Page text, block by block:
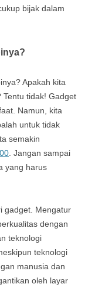
bijak dalam
Apakah kita
tidak! Gadget
Namun, kita
untuk tidak
semakin
. Jangan sampai
yang harus
gadget. Mengatur
dengan
teknologi
teknologi
manusia dan
oleh layar